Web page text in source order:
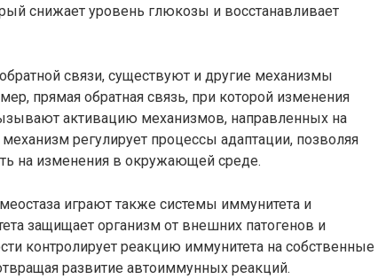
снижает уровень глюкозы и восстанавливает
связи, существуют и другие механизмы
прямая обратная связь, при которой изменения
активацию механизмов, направленных на
регулирует процессы адаптации, позволяя
на изменения в окружающей среде.
играют также системы иммунитета и
защищает организм от внешних патогенов и
контролирует реакцию иммунитета на собственные
развитие автоиммунных реакций.